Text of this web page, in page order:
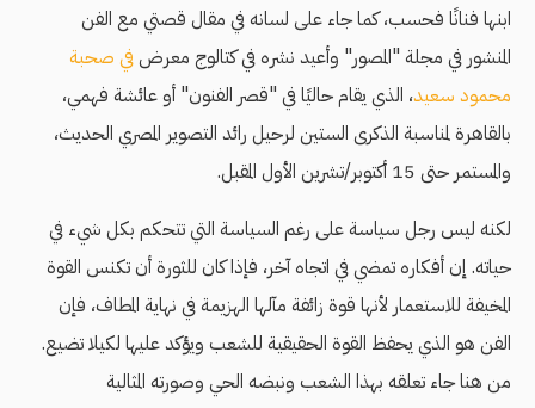
ابنها فنانًا فحسب، كما جاء على لسانه في مقال قصتي مع الفن
المنشور في مجلة "المصور" وأعيد نشره في كتالوج معرضفي صحبة
محمود سعيد، الذي يقام حاليًا في "قصر الفنون" أو عائشة فهمي،
بالقاهرة لمناسبة الذكرى الستين لرحيل رائد التصوير المصري الحديث،
والمستمر حتى 15 أكتوبر/تشرين الأول المقبل.
لكنه ليس رجل سياسة على رغم السياسة التي تتحكم بكل شيء في
حياته. إن أفكاره تمضي في اتجاه آخر، فإذا كان للثورة أن تكنس القوة
المخيفة للاستعمار لأنها قوة زائفة مآلها الهزيمة في نهاية المطاف، فإن
الفن هو الذي يحفظ القوة الحقيقية للشعب ويؤكد عليها لكيلا تضيع.
من هنا جاء تعلقه بهذا الشعب ونبضه الحي وصورته المثالية